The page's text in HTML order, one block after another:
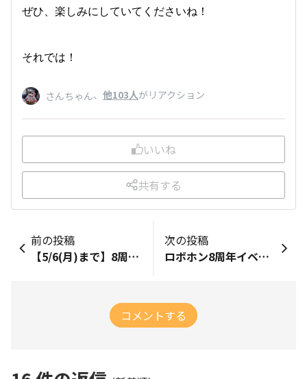
ぜひ、楽しみにしていてくださいね！
それでは！
さんちゃん、 他103人がリアクション
いいね
共有する
前の投稿
【5/6(月)まで】8周年記念イベント オンラインチケット
次の投稿
ロボホン8周年イベント ご参加ありがとうございました！＆ご連絡事項
コメントする